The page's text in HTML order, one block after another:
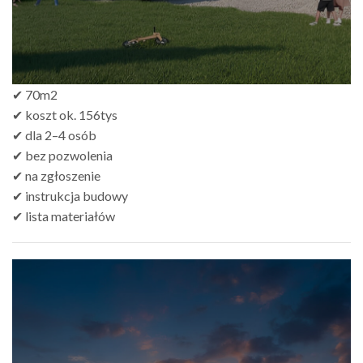
✔ 70m2
✔ koszt ok. 156tys
✔ dla 2–4 osób
✔ bez pozwolenia
✔ na zgłoszenie
✔ instrukcja budowy
✔ lista materiałów